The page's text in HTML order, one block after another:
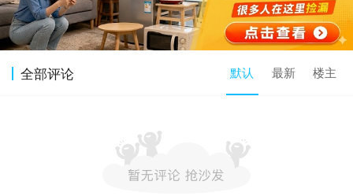
全部评论 默认 最新 楼主